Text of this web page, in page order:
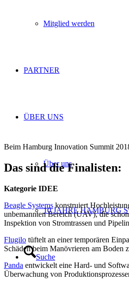
Mitglied werden
PARTNER
ÜBER UNS
Über uns
10 JAHRE HAMBURG
Suche
Beim Hamburg Innovation Summit
Das sind die Finalisten:
Kategorie IDEE
Beagle Systems konstruiert
unbemannten Bereich (UAV), die
Inspektion von Stromtrassen und
Flugilo tüftelt an einer temporären
Schäden beim Manövrieren am Boden
Panda entwickelt eine Hard- und
Überwachung von